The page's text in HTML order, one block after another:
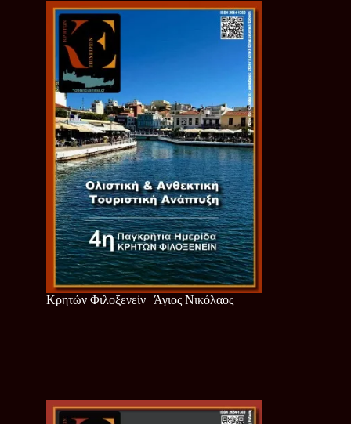
Κρητών Φιλοξενείν | Άγιος Νικόλαος